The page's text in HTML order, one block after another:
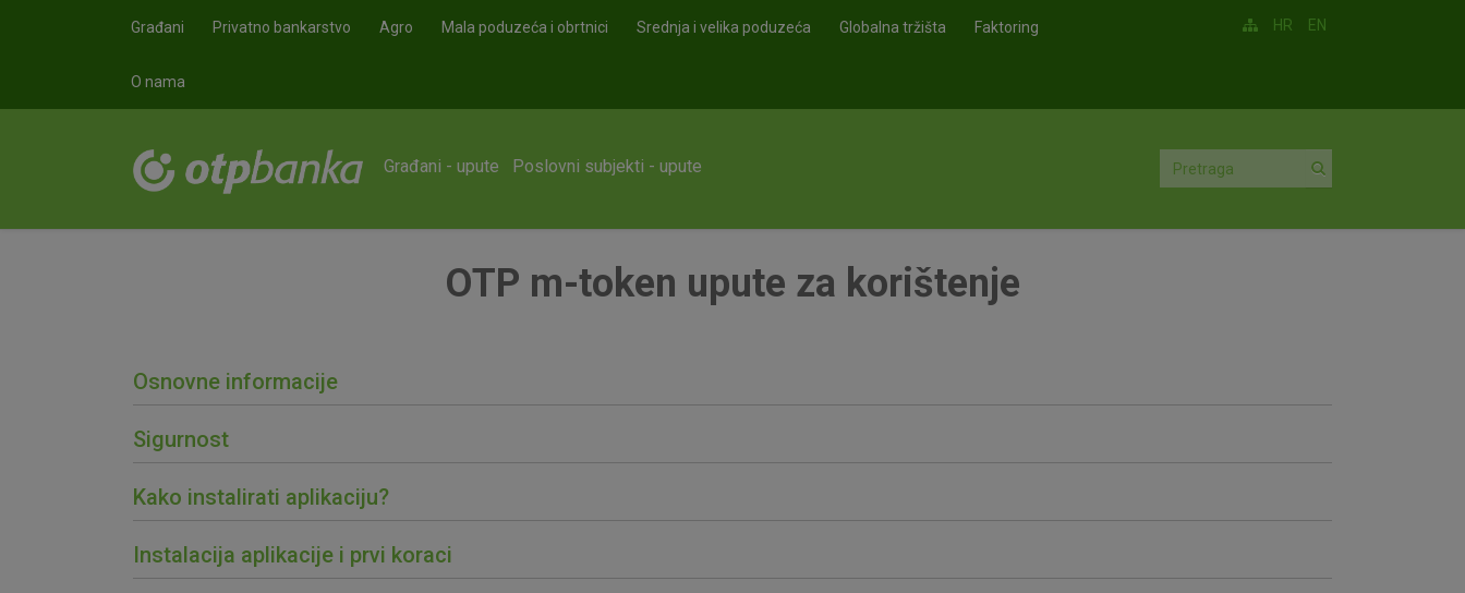
Građani Privatno bankarstvo Agro Mala poduzeća i obrtnici Srednja i velika poduzeća Globalna tržišta Faktoring
O nama
HR EN
Građani - upute Poslovni subjekti - upute
OTP m-token upute za korištenje
Osnovne informacije
Sigurnost
Kako instalirati aplikaciju?
Instalacija aplikacije i prvi koraci